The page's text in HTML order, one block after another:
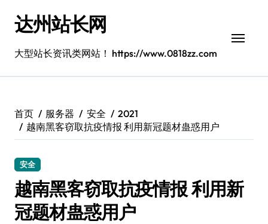
达州站长网
大型站长资讯类网站！ https://www.0818zz.com
首页 服务器 安全
2021
越南黑客窃取抗疫情报 利用新冠题材蛊惑用户
安全
越南黑客窃取抗疫情报 利用新
冠题材蛊惑用户